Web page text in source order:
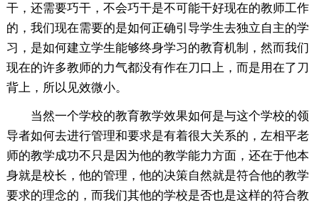
干，还需要巧干，不会巧干是不可能干好现在的教师工作
的，我们现在需要的是如何正确引导学生去独立自主的学
习，是如何建立学生能够终身学习的教育机制，然而我们
现在的许多教师的力气都没有作在刀口上，而是用在了刀
背上，所以见效微小。
当然一个学校的教育教学效果如何是与这个学校的领
导者如何去进行管理和要求是有着很大关系的，左相平老
师的教学成功不只是因为他的教学能力方面，还在于他本
身就是校长，他的管理，他的决策自然就是符合他的教学
要求的理念的，而我们其他的学校是否也是这样的符合教